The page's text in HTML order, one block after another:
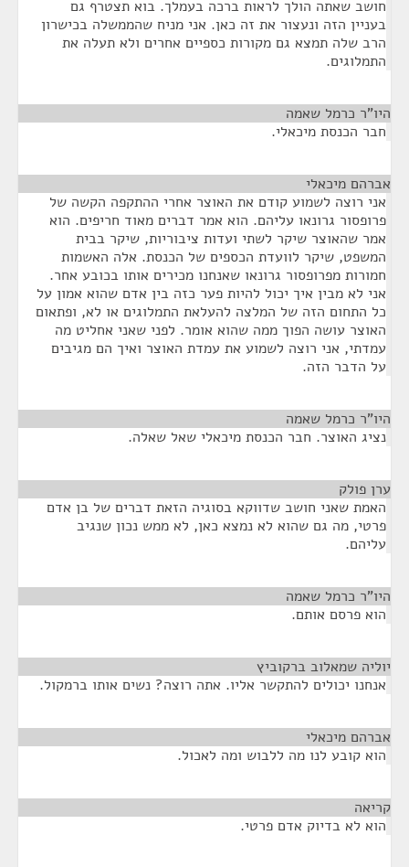
חושב שאתה הולך לראות ברכה בעמלך. בוא תצטרף גם
בעניין הזה ונעצור את זה כאן. אני מניח שהממשלה בכישרון
הרב שלה תמצא גם מקורות כספיים אחרים ולא תעלה את
התמלוגים.
היו"ר כרמל שאמה
חבר הכנסת מיכאלי.
אברהם מיכאלי
אני רוצה לשמוע קודם את האוצר אחרי ההתקפה הקשה של
פרופסור גרונאו עליהם. הוא אמר דברים מאוד חריפים. הוא
אמר שהאוצר שיקר לשתי ועדות ציבוריות, שיקר בבית
המשפט, שיקר לוועדת הכספים של הכנסת. אלה האשמות
חמורות מפרופסור גרונאו שאנחנו מכירים אותו בכובע אחר.
אני לא מבין איך יכול להיות פער כזה בין אדם שהוא אמון על
כל התחום הזה של המלצה להעלאת התמלוגים או לא, ופתאום
האוצר עושה הפוך ממה שהוא אומר. לפני שאני אחליט מה
עמדתי, אני רוצה לשמוע את עמדת האוצר ואיך הם מגיבים
על הדבר הזה.
היו"ר כרמל שאמה
נציג האוצר. חבר הכנסת מיכאלי שאל שאלה.
ערן פולק
האמת שאני חושב שדווקא בסוגיה הזאת דברים של בן אדם
פרטי, מה גם שהוא לא נמצא כאן, לא ממש נכון שנגיב
עליהם.
היו"ר כרמל שאמה
הוא פרסם אותם.
יוליה שמאלוב ברקוביץ
אנחנו יכולים להתקשר אליו. אתה רוצה? נשים אותו ברמקול.
אברהם מיכאלי
הוא קובע לנו מה ללבוש ומה לאכול.
קריאה
הוא לא בדיוק אדם פרטי.